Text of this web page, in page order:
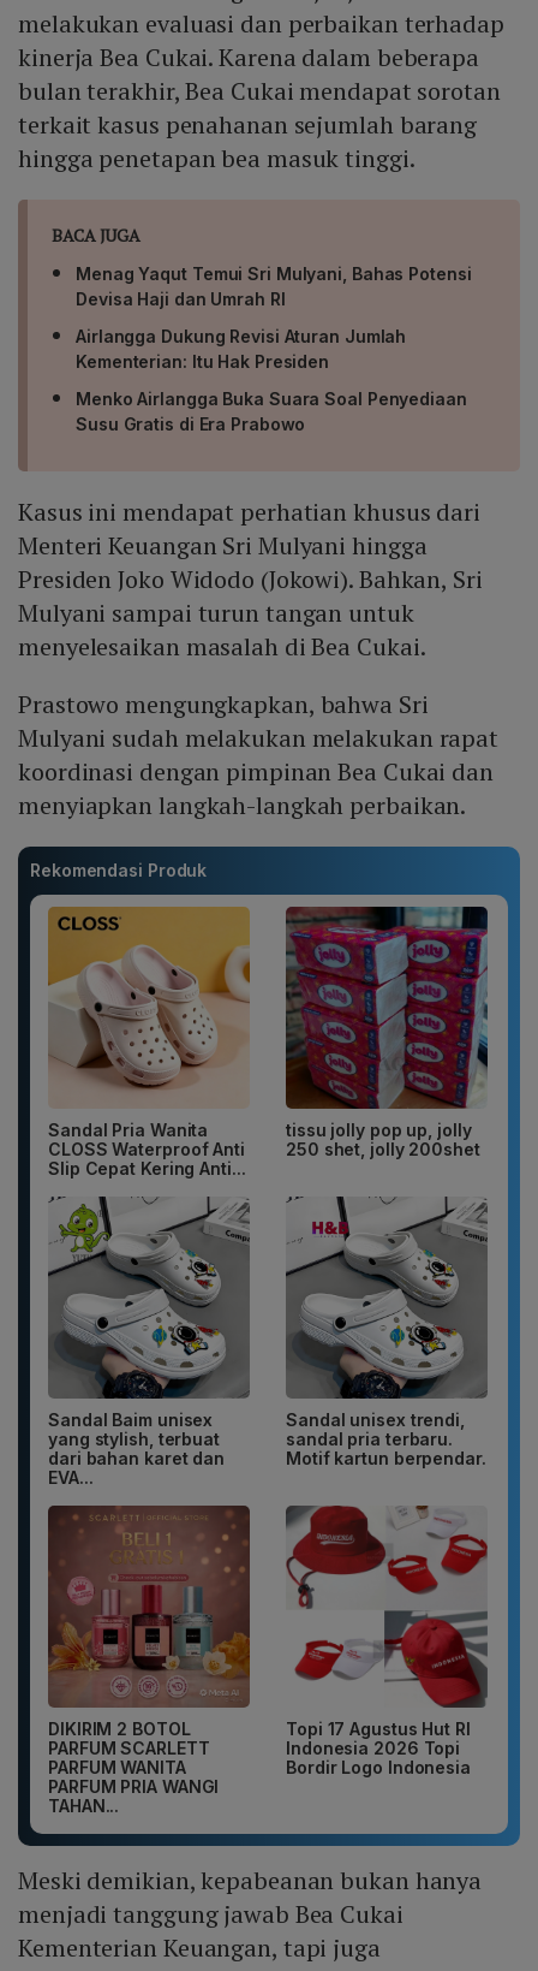
melakukan evaluasi dan perbaikan terhadap
kinerja Bea Cukai. Karena dalam beberapa
bulan terakhir, Bea Cukai mendapat sorotan
terkait kasus penahanan sejumlah barang
hingga penetapan bea masuk tinggi.
BACA JUGA
Menag Yaqut Temui Sri Mulyani, Bahas Potensi
Devisa Haji dan Umrah RI
Airlangga Dukung Revisi Aturan Jumlah
Kementerian: Itu Hak Presiden
Menko Airlangga Buka Suara Soal Penyediaan
Susu Gratis di Era Prabowo
Kasus ini mendapat perhatian khusus dari
Menteri Keuangan Sri Mulyani hingga
Presiden Joko Widodo (Jokowi). Bahkan, Sri
Mulyani sampai turun tangan untuk
menyelesaikan masalah di Bea Cukai.
Prastowo mengungkapkan, bahwa Sri
Mulyani sudah melakukan melakukan rapat
koordinasi dengan pimpinan Bea Cukai dan
menyiapkan langkah-langkah perbaikan.
Rekomendasi Produk
Sandal Pria Wanita
CLOSS Waterproof Anti
Slip Cepat Kering Anti...
tissu jolly pop up, jolly
250 shet, jolly 200shet
Sandal Baim unisex
yang stylish, terbuat
dari bahan karet dan
EVA...
Sandal unisex trendi,
sandal pria terbaru.
Motif kartun berpendar.
DIKIRIM 2 BOTOL
PARFUM SCARLETT
PARFUM WANITA
PARFUM PRIA WANGI
TAHAN...
Topi 17 Agustus Hut RI
Indonesia 2026 Topi
Bordir Logo Indonesia
Meski demikian, kepabeanan bukan hanya
menjadi tanggung jawab Bea Cukai
Kementerian Keuangan, tapi juga